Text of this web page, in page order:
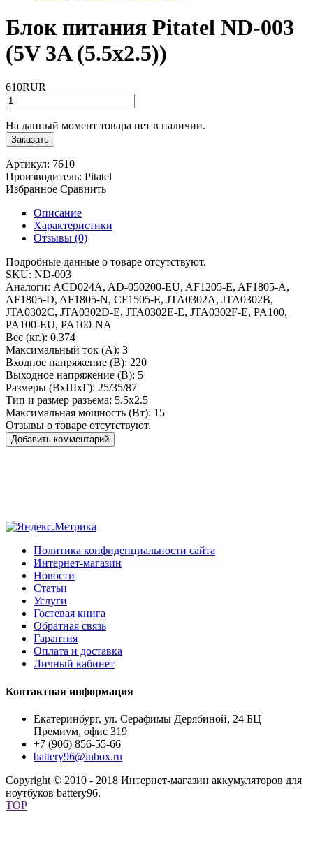
Блок питания Pitatel ND-003
(5V 3A (5.5x2.5))
610RUR
На данный момент товара нет в наличии.
Заказать
Артикул: 7610
Производитель: Pitatel
Избранное Сравнить
Описание
Характеристики
Отзывы (0)
Подробные данные о товаре отсутствуют.
SKU: ND-003
Аналоги: ACD024A, AD-050200-EU, AF1205-E, AF1805-A,
AF1805-D, AF1805-N, CF1505-E, JTA0302A, JTA0302B,
JTA0302C, JTA0302D-E, JTA0302E-E, JTA0302F-E, PA100,
PA100-EU, PA100-NA
Вес (кг.): 0.374
Максимальный ток (А): 3
Входное напряжение (В): 220
Выходное напряжение (В): 5
Размеры (ВxШxГ): 25/35/87
Тип и размер разъема: 5.5x2.5
Максимальная мощность (Вт): 15
Отзывы о товаре отсутствуют.
Добавить комментарий
Политика конфиденциальности сайта
Интернет-магазин
Новости
Статьи
Услуги
Гостевая книга
Обратная связь
Гарантия
Оплата и доставка
Личный кабинет
Контактная информация
Екатеринбург, ул. Серафимы Дерябиной, 24 БЦ
Премиум, офис 319
+7 (906) 856-55-66
battery96@inbox.ru
Copyright © 2010 - 2018 Интернет-магазин аккумуляторов для
ноутбуков battery96.
TOP